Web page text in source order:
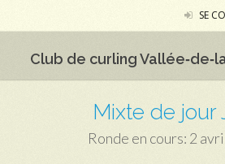
SE
Club de curling
Mixte de jour
Ronde en cours: 2